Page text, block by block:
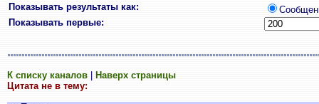
Показывать результаты как:
Показывать первые:
К списку каналов
Наверх страницы
Цитата не в тему: